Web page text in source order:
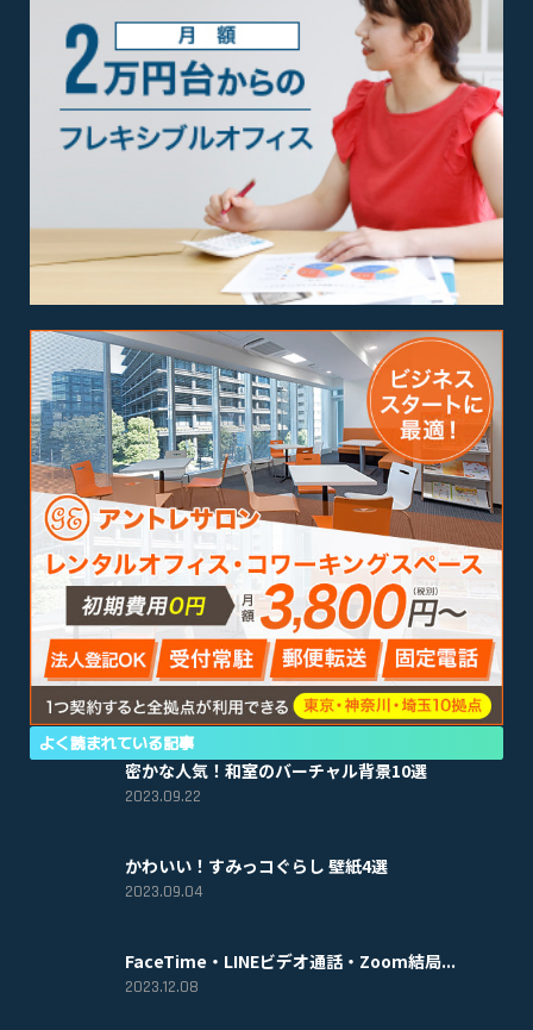
よく読まれている記事
密かな人気！和室のバーチャル背景10選
2023.09.22
かわいい！すみっコぐらし 壁紙4選
2023.09.04
FaceTime・LINEビデオ通話・Zoom結局...
2023.12.08